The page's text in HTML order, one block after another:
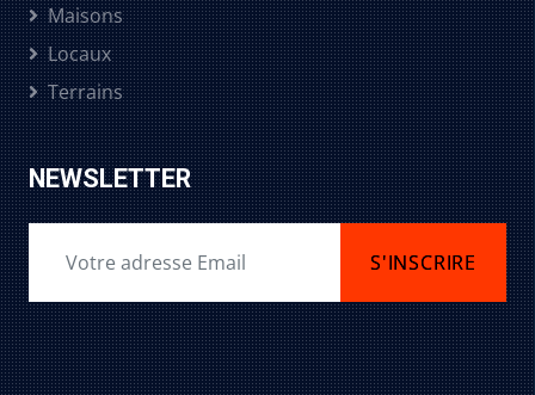
Maisons
Locaux
Terrains
NEWSLETTER
S'INSCRIRE